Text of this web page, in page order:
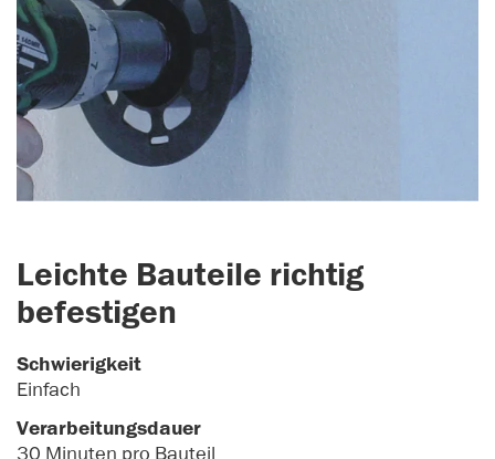
Leichte Bauteile richtig
befestigen
Schwierigkeit
Einfach
Verarbeitungsdauer
30 Minuten pro Bauteil